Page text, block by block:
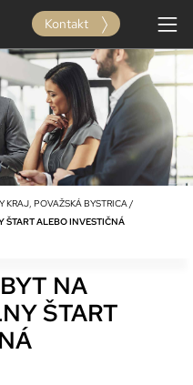
Kontakt
KRAJ, POVAŽSKÁ BYSTRICA/
ALEBO INVESTIČNÁ
NA
ŠTART